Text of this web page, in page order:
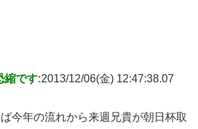
縮です:2013/12/06(金) 12:47:38.07
今年の流れから来週兄貴が朝日杯取